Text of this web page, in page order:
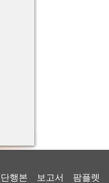
단행본 보고서 팜플렛